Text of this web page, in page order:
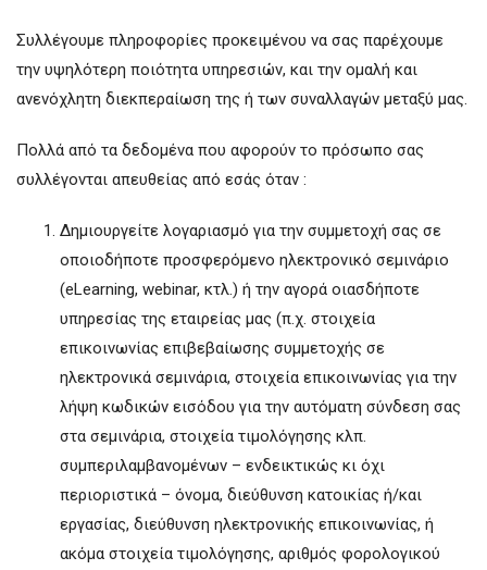
Συλλέγουμε πληροφορίες προκειμένου να σας παρέχουμε
την υψηλότερη ποιότητα υπηρεσιών, και την ομαλή και
ανενόχλητη διεκπεραίωση της ή των συναλλαγών μεταξύ μας.
Πολλά από τα δεδομένα που αφορούν το πρόσωπο σας
συλλέγονται απευθείας από εσάς όταν :
Δημιουργείτε λογαριασμό για την συμμετοχή σας σε
οποιοδήποτε προσφερόμενο ηλεκτρονικό σεμινάριο
(eLearning, webinar, κτλ.) ή την αγορά οιασδήποτε
υπηρεσίας της εταιρείας μας (π.χ. στοιχεία
επικοινωνίας επιβεβαίωσης συμμετοχής σε
ηλεκτρονικά σεμινάρια, στοιχεία επικοινωνίας για την
λήψη κωδικών εισόδου για την αυτόματη σύνδεση σας
στα σεμινάρια, στοιχεία τιμολόγησης κλπ.
συμπεριλαμβανομένων – ενδεικτικώς κι όχι
περιοριστικά – όνομα, διεύθυνση κατοικίας ή/και
εργασίας, διεύθυνση ηλεκτρονικής επικοινωνίας, ή
ακόμα στοιχεία τιμολόγησης, αριθμός φορολογικού